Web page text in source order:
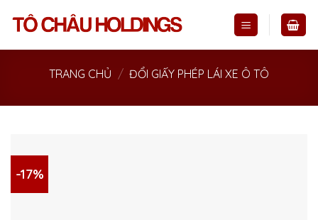
TRANG CHỦ / ĐỔI GIẤY PHÉP LÁI XE Ô TÔ
-17%